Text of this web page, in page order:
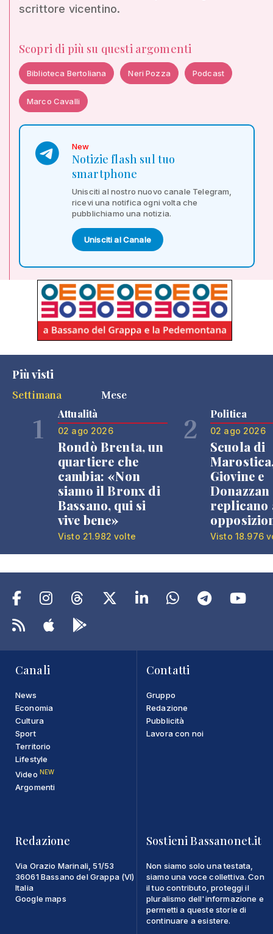
scrittore vicentino.
Scopri di più su questi argomenti
Biblioteca Bertoliana Neri Pozza Podcast
Marco Cavalli
New
Notizie flash sul tuo
smartphone
Unisciti al nostro nuovo canale Telegram,
ricevi una notifica ogni volta che
pubblichiamo una notizia.
Unisciti al Canale
Più visti
Settimana
Mese
1 Attualità
02 ago 2026
Rondò Brenta, un
quartiere che
cambia: «Non
siamo il Bronx di
Bassano, qui si
vive bene»
Visto 21.982 volte
2 Politica
02 ago 2026
Scuola di
Giovine e
Donazzan
replicano
Visto 18.976
Canali
News
Economia
Cultura
Sport
Territorio
Lifestyle
Video NEW
Argomenti
Contatti
Gruppo
Redazione
Pubblicità
Lavora con noi
Redazione
Via Orazio Marinali, 51/53
36061 Bassano del Grappa (VI)
Italia
Google maps
Sostieni Bassanonet.it
Non siamo solo una testata,
siamo una voce collettiva. Con
il tuo contributo, proteggi il
pluralismo dell'informazione e
permetti a queste storie di
continuare a esistere.